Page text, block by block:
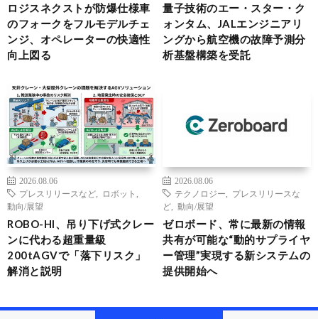
ロジスネクストが防爆仕様車
のフォークをフルモデルチェ
ンジ、オペレーターの快適性
向上図る
量子技術のエー・スター・ク
ォンタム、JALエンジニアリ
ングから航空機の故障予測分
析基盤構築を受託
2026.08.06
プレスリリースなど
ロボット
動向/展望
ROBO-HI、吊り下げ式クレー
ンに代わる超重量級
200tAGVで「落下リスク」
解消と説明
2026.08.06
テクノロジー
プレスリリースな
ど
動向/展望
ゼロボード、常に最新の情報
共有が可能な“動的サプライヤ
ー管理”実現する新システムの
提供開始へ